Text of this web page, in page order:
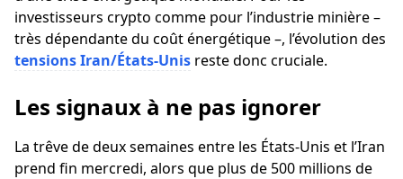
investisseurs crypto comme pour l’industrie minière –
très dépendante du coût énergétique –, l’évolution des
tensions Iran/États-Unis reste donc cruciale.
Les signaux à ne pas ignorer
La trêve de deux semaines entre les États-Unis et l’Iran
prend fin mercredi, alors que plus de 500 millions de